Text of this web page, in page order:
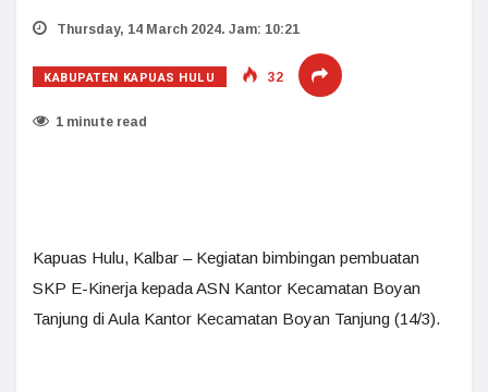
Thursday, 14 March 2024. Jam: 10:21
KABUPATEN KAPUAS HULU 32
1 minute read
Kapuas Hulu, Kalbar – Kegiatan bimbingan pembuatan
SKP E-Kinerja kepada ASN Kantor Kecamatan Boyan
Tanjung di Aula Kantor Kecamatan Boyan Tanjung (14/3).